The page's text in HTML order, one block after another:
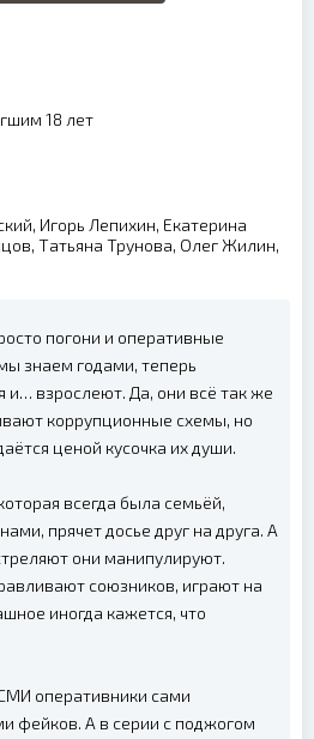
18 лет
Игорь Лепихин, Екатерина
Татьяна Трунова, Олег Жилин,
погони и оперативные
знаем годами, теперь
и… взрослеют. Да, они всё так же
коррупционные схемы, но
ценой кусочка их души.
всегда была семьёй,
прячет досье друг на друга. А
они манипулируют.
союзников, играют на
иногда кажется, что
оперативники сами
фейков. А в серии с поджогом